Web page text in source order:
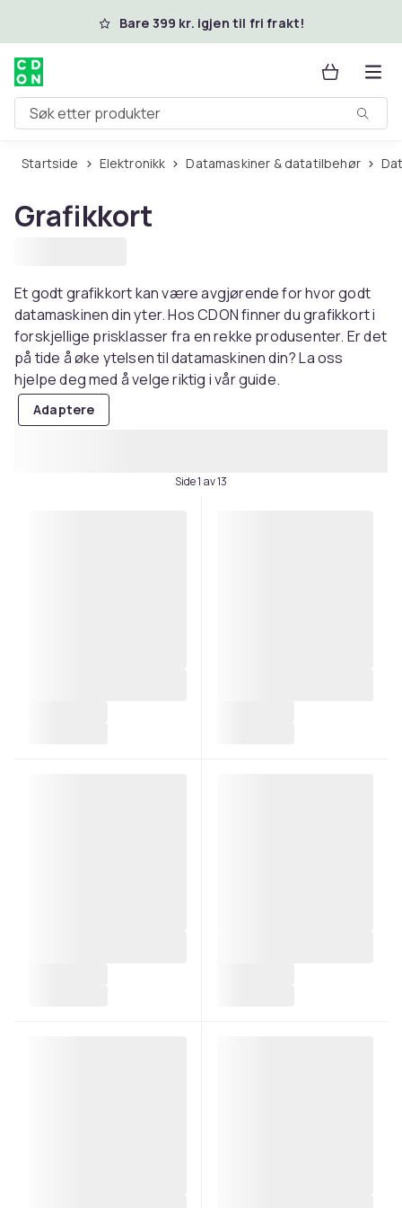
Hopp til hovedinnholdBare 399 kr. igjen til fri frakt!
Søk etter produkter
Startside Elektronikk Datamaskiner & datatilbehør
Grafikkort
Et godt grafikkort kan være avgjørende for hvor godt
datamaskinen din yter. Hos CDON finner du grafikkort i
forskjellige prisklasser fra en rekke produsenter. Er det
på tide å øke ytelsen til datamaskinen din? La oss
hjelpe deg med å velge riktig i vår guide.
Adaptere
Side 1 av 13